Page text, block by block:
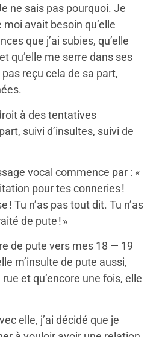
ne sais pas pourquoi. Je
moi avait besoin qu’elle
que j’ai subies, qu’elle
qu’elle me serre dans ses
reçu cela de sa part,
à des tentatives
suivi d’insultes, suivi de
vocal commence par : «
pour tes conneries !
! Tu n’as pas tout dit. Tu n’as
de pute ! »
de pute vers mes 18 — 19
m’insulte de pute aussi,
et qu’encore une fois, elle
elle, j’ai décidé que je